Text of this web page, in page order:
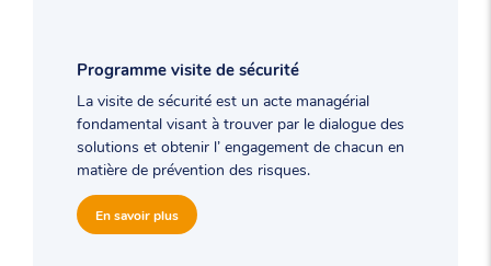
Programme visite de sécurité
La visite de sécurité est un acte managérial
fondamental visant à trouver par le dialogue des
solutions et obtenir l’ engagement de chacun en
matière de prévention des risques.
En savoir plus